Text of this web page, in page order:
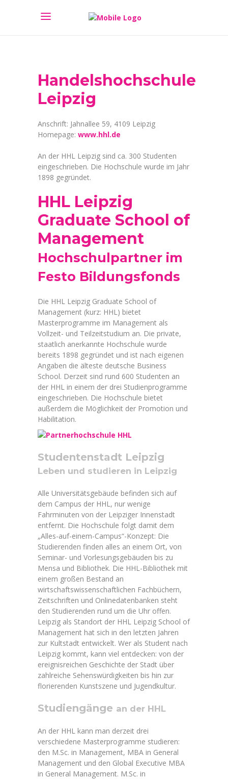
Handelshochschule
Leipzig
Anschrift: Jahnallee 59, 4109 Leipzig
Homepage: www.hhl.de
An der HHL Leipzig sind ca. 300 Studenten
eingeschrieben. Die Hochschule wurde im Jahr
1898 gegründet.
HHL Leipzig
Graduate School of
Management
Hochschulpartner im
Festo Bildungsfonds
Die HHL Leipzig Graduate School of
Management (kurz: HHL) bietet
Masterprogramme im Management als
Vollzeit- und Teilzeitstudium an. Die private,
staatlich anerkannte Hochschule wurde
bereits 1898 gegründet und ist nach eigenen
Angaben die älteste deutsche Business
School. Derzeit sind rund 600 Studenten an
der HHL in einem der drei Studienprogramme
eingeschrieben. Die Hochschule bietet
außerdem die Möglichkeit der Promotion und
Habilitation.
Studentenstadt Leipzig
Leben und studieren in Leipzig
Alle Universitätsgebäude befinden sich auf
dem Campus der HHL, nur wenige
Fahrminuten von der Leipziger Innenstadt
entfernt. Die Hochschule folgt damit dem
„Alles-auf-einem-Campus“-Konzept: Die
Studierenden finden alles an einem Ort, von
Seminar- und Vorlesungsgebäuden bis zu
Mensa und Bibliothek. Die HHL-Bibliothek mit
einem großen Bestand an
wirtschaftswissenschaftlichen Fachbüchern,
Zeitschriften und Onlinedatenbanken steht
den Studierenden rund um die Uhr offen.
Leipzig als Standort der HHL Leipzig School of
Management hat sich in den letzten Jahren
zur Kultstadt entwickelt. Wer als Student nach
Leipzig kommt, kann viel entdecken: von der
ereignisreichen Geschichte der Stadt über
zahlreiche Sehenswürdigkeiten bis hin zur
florierenden Kunstszene und Jugendkultur.
Studiengänge an der HHL
An der HHL kann man derzeit drei
verschiedene Masterprogramme studieren:
den M.Sc. in Management, MBA in General
Management und den Global Executive MBA
in General Management. M.Sc. in